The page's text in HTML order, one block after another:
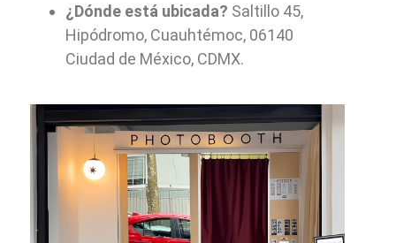
¿Dónde está ubicada? Saltillo 45,
Hipódromo, Cuauhtémoc, 06140
Ciudad de México, CDMX.